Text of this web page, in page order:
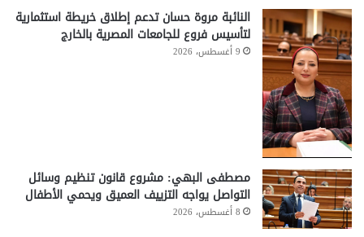
النائبة مروة حسان تدعم إطلاق خريطة استثمارية
لتأسيس فروع للجامعات المصرية بالخارج
9 أغسطس، 2026
مصطفى البهي: مشروع قانون تنظيم وسائل
التواصل يواجه التزييف العميق ويحمي الأطفال
8 أغسطس، 2026